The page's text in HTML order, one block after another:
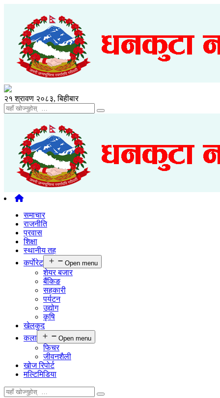
२१ श्रावण २०८३, बिहीबार
समाचार
राजनीति
प्रवास
शिक्षा
स्थानीय तह
कर्पाेरेट
Open menu
शेयर बजार
बैंकिङ
सहकारी
पर्यटन
उद्योग
कृषि
खेलकुद
कला
Open menu
फिचर
जीवनशैली
खोज रिपोर्ट
मल्टिमिडिया